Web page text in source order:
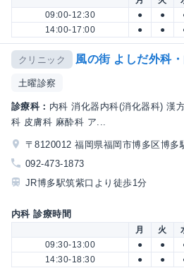
09:00-12:30
● ●
14:00-17:00
● ●
クリニック 風の街 よしだ外科
土曜診察
診療科： 内科 消化器内科(消化器科) 漢
科 皮膚科 麻酔科 ア...
〒8120012 福岡県福岡市博多区博多
092-473-1873
JR博多駅筑紫口より徒歩1分
内科 診療時間
月 火
09:30-13:00
● ●
14:30-18:30
● ●